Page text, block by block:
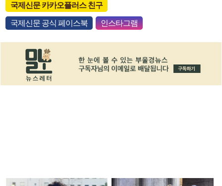
국제신문 카카오플러스 친구
국제신문 공식 페이스북 인스타그램